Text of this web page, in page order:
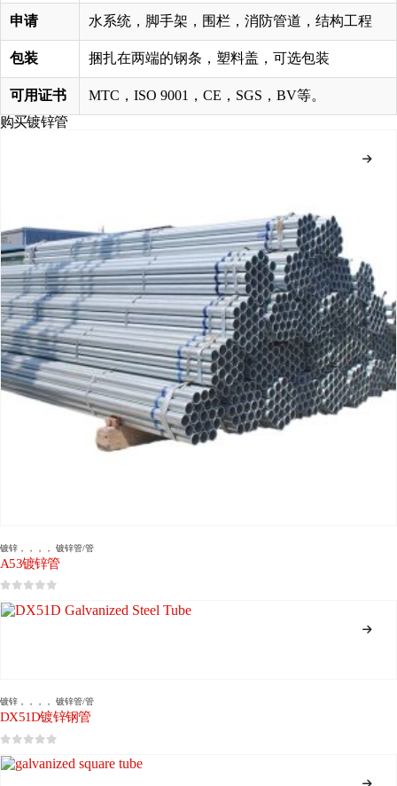
申请 水系统，脚手架，围栏，消防管道，结构工程
包装 捆扎在两端的钢条，塑料盖，可选包装
可用证书
MTC，ISO 9001，CE，SGS，BV等。
购买镀锌管
镀锌 ，，，， 镀锌管/管
A53镀锌管
镀锌 ，，，， 镀锌管/管
DX51D镀锌钢管